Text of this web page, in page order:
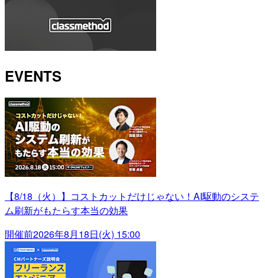
EVENTS
【8/18（火）】コストカットだけじゃない！AI駆動のシステ
ム刷新がもたらす本当の効果
開催前2026年8月18日(火) 15:00